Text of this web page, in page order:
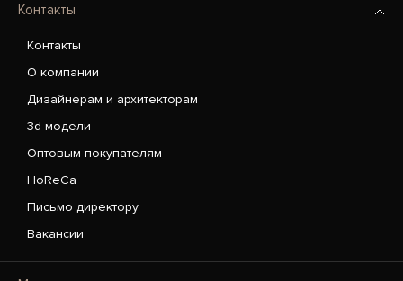
Контакты
Контакты
О компании
Дизайнерам и архитекторам
3d-модели
Оптовым покупателям
HoReCa
Письмо директору
Вакансии